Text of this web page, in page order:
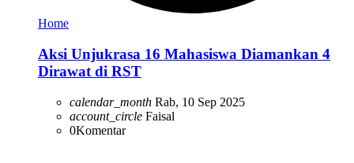
Home
Aksi Unjukrasa 16 Mahasiswa Diamankan 4
Dirawat di RST
calendar_month Rab, 10 Sep 2025
account_circle Faisal
0Komentar